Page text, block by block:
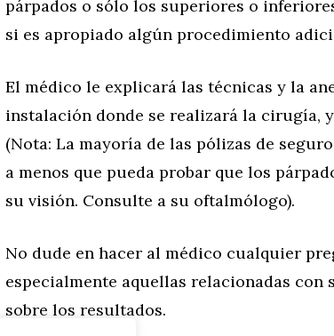
párpados o sólo los superiores o
si es apropiado algún procedimiento
El médico le explicará las técnicas y la
instalación donde se realizará la cirugía,
(Nota: La mayoría de las pólizas de
a menos que pueda probar que los
su visión. Consulte a su oftalmólogo).
No dude en hacer al médico cualquier
especialmente aquellas relacionadas con
sobre los resultados.